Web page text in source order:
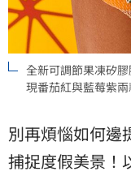
全新可調節果凍矽
現番茄紅與藍莓紫兩
別再煩惱如何邊
捕捉度假美景！